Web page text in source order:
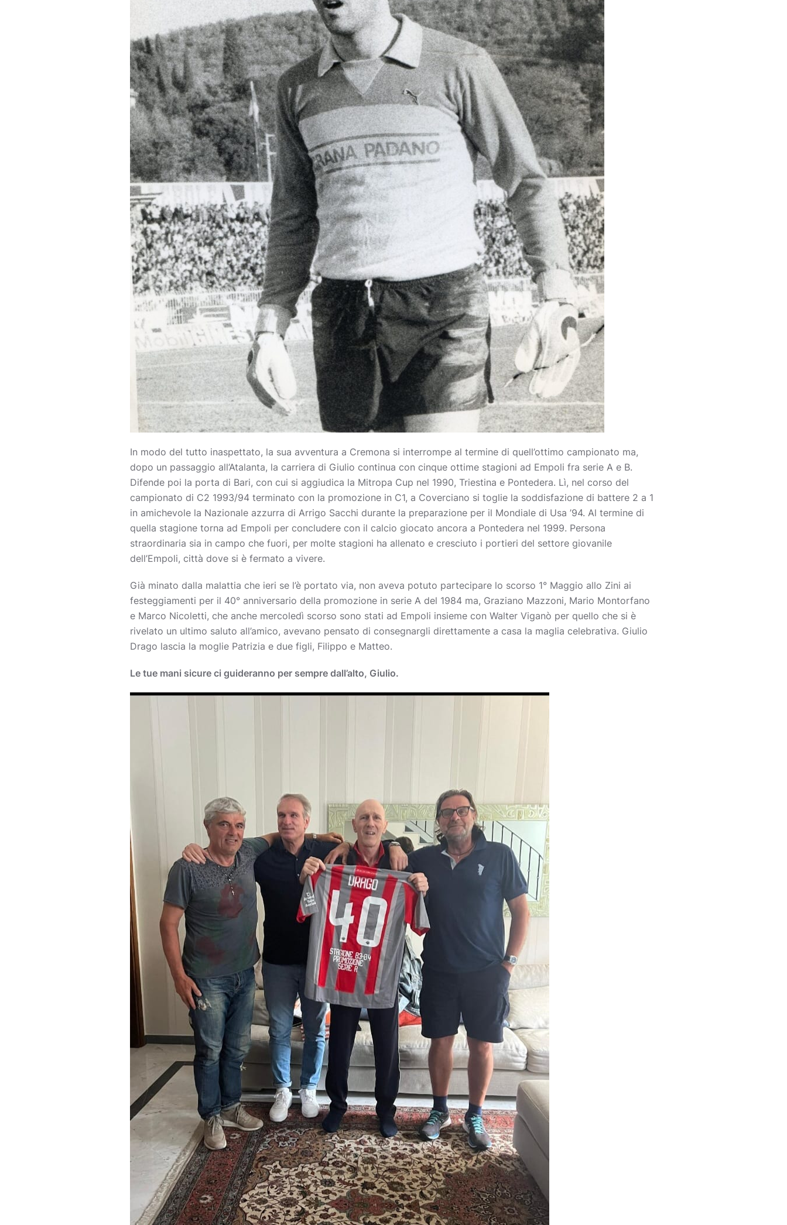
In modo del tutto inaspettato, la sua avventura a Cremona si interrompe al termine di quell’ottimo campionato ma,
dopo un passaggio all’Atalanta, la carriera di Giulio continua con cinque ottime stagioni ad Empoli fra serie A e B.
Difende poi la porta di Bari, con cui si aggiudica la Mitropa Cup nel 1990, Triestina e Pontedera. Lì, nel corso del
campionato di C2 1993/94 terminato con la promozione in C1, a Coverciano si toglie la soddisfazione di battere 2 a 1
in amichevole la Nazionale azzurra di Arrigo Sacchi durante la preparazione per il Mondiale di Usa ’94. Al termine di
quella stagione torna ad Empoli per concludere con il calcio giocato ancora a Pontedera nel 1999. Persona
straordinaria sia in campo che fuori, per molte stagioni ha allenato e cresciuto i portieri del settore giovanile
dell’Empoli, città dove si è fermato a vivere.
Già minato dalla malattia che ieri se l’è portato via, non aveva potuto partecipare lo scorso 1° Maggio allo Zini ai
festeggiamenti per il 40° anniversario della promozione in serie A del 1984 ma, Graziano Mazzoni, Mario Montorfano
e Marco Nicoletti, che anche mercoledì scorso sono stati ad Empoli insieme con Walter Viganò per quello che si è
rivelato un ultimo saluto all’amico, avevano pensato di consegnargli direttamente a casa la maglia celebrativa. Giulio
Drago lascia la moglie Patrizia e due figli, Filippo e Matteo.
Le tue mani sicure ci guideranno per sempre dall’alto, Giulio.